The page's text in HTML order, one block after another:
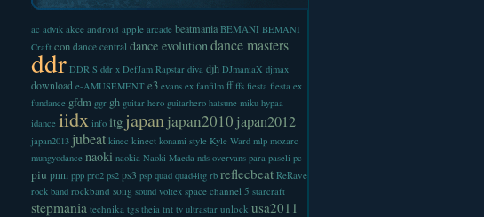
ac advik akce android apple arcade beatmania BEMANI BEMANI
Craft con dance central dance evolutiondance masters
ddr DDR S ddr x DefJam Rapstar diva djh DJmaniaX djmax
download e-AMUSEMENT e3 evans ex fanfilm ff ffs fiesta fiesta ex
fundance gfdm ggr gh guitar hero guitarhero hatsune miku hypaa
idance iidx info itg japanjapan2010 japan2012
japan2013 jubeat kinec kinect konami style Kyle Ward mlp mozarc
mungyodance naoki naokia Naoki Maeda nds overvans para paseli pc
piu pnm ppp pro2 ps2 ps3 psp quad quad4itg rb reflecbeat ReRave
rock band rockband song sound voltex space channel 5 starcraft
stepmania technika tgs theia tnt tv ultrastar unlock usa2011